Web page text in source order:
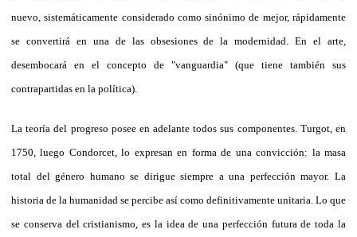
nuevo, sistemáticamente considerado como sinónimo de mejor, rápidamente
se convertirá en una de las obsesiones de la modernidad. En el arte,
desembocará en el concepto de "vanguardia" (que tiene también sus
contrapartidas en la política).
La teoría del progreso posee en adelante todos sus componentes. Turgot, en
1750, luego Condorcet, lo expresan en forma de una convicción: la masa
total del género humano se dirigue siempre a una perfección mayor. La
historia de la humanidad se percibe así como definitivamente unitaria. Lo que
se conserva del cristianismo, es la idea de una perfección futura de toda la